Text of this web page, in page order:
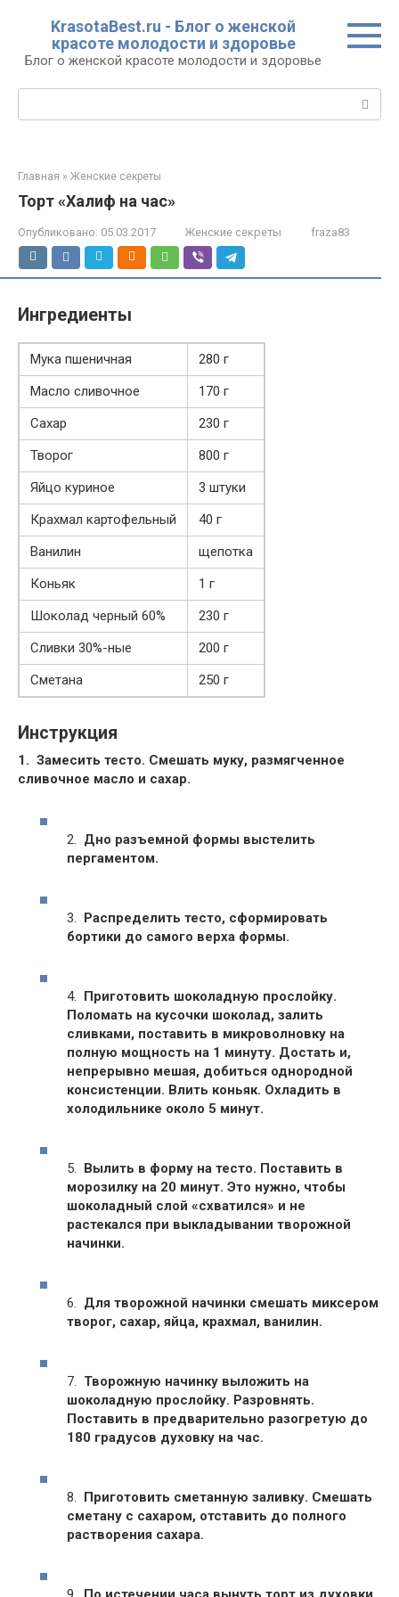
контенту
KrasotaBest.ru - Блог о женской
красоте молодости и здоровье
Блог о женской красоте молодости и здоровье
Главная » Женские секреты
Торт «Халиф на час»
Опубликовано: 05.03.2017 Женские секреты fraza83
Ингредиенты
Мука пшеничная
280 г
Масло сливочное
170 г
Сахар
230 г
Творог
800 г
Яйцо куриное
3 штуки
Крахмал картофельный
40 г
Ванилин
щепотка
Коньяк
1 г
Шоколад черный 60%
230 г
Сливки 30%-ные
200 г
Сметана
250 г
Инструкция
1. Замесить тесто. Смешать муку, размягченное
сливочное масло и сахар.
2. Дно разъемной формы выстелить
пергаментом.
3. Распределить тесто, сформировать
бортики до самого верха формы.
4. Приготовить шоколадную прослойку.
Поломать на кусочки шоколад, залить
сливками, поставить в микроволновку на
полную мощность на 1 минуту. Достать и,
непрерывно мешая, добиться однородной
консистенции. Влить коньяк. Охладить в
холодильнике около 5 минут.
5. Вылить в форму на тесто. Поставить в
морозилку на 20 минут. Это нужно, чтобы
шоколадный слой «схватился» и не
растекался при выкладывании творожной
начинки.
6. Для творожной начинки смешать миксером
творог, сахар, яйца, крахмал, ванилин.
7. Творожную начинку выложить на
шоколадную прослойку. Разровнять.
Поставить в предварительно разогретую до
180 градусов духовку на час.
8. Приготовить сметанную заливку. Смешать
сметану с сахаром, отставить до полного
растворения сахара.